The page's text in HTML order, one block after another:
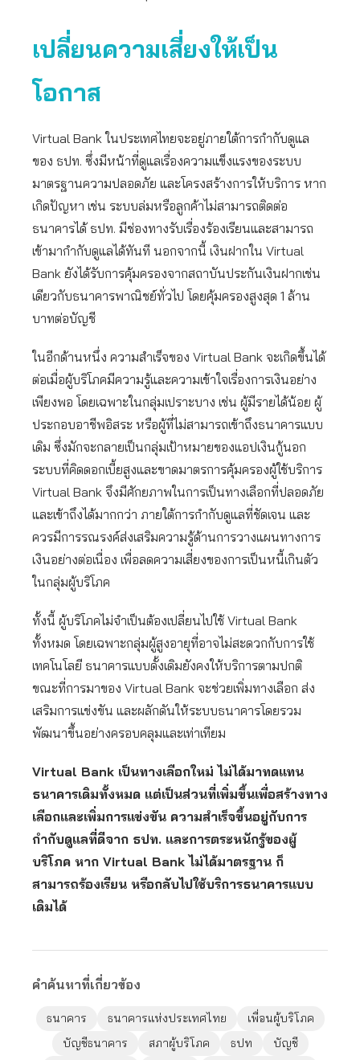
เปลี่ยนความเสี่ยงให้เป็น
โอกาส
Virtual Bank ในประเทศไทยจะอยู่ภายใต้การกำกับดูแล
ของ ธปท. ซึ่งมีหน้าที่ดูแลเรื่องความแข็งแรงของระบบ
มาตรฐานความปลอดภัย และโครงสร้างการให้บริการ หาก
เกิดปัญหา เช่น ระบบล่มหรือลูกค้าไม่สามารถติดต่อ
ธนาคารได้ ธปท. มีช่องทางรับเรื่องร้องเรียนและสามารถ
เข้ามากำกับดูแลได้ทันที นอกจากนี้ เงินฝากใน Virtual
Bank ยังได้รับการคุ้มครองจากสถาบันประกันเงินฝากเช่น
เดียวกับธนาคารพาณิชย์ทั่วไป โดยคุ้มครองสูงสุด 1 ล้าน
บาทต่อบัญชี
ในอีกด้านหนึ่ง ความสำเร็จของ Virtual Bank จะเกิดขึ้นได้
ต่อเมื่อผู้บริโภคมีความรู้และความเข้าใจเรื่องการเงินอย่าง
เพียงพอ โดยเฉพาะในกลุ่มเปราะบาง เช่น ผู้มีรายได้น้อย ผู้
ประกอบอาชีพอิสระ หรือผู้ที่ไม่สามารถเข้าถึงธนาคารแบบ
เดิม ซึ่งมักจะกลายเป็นกลุ่มเป้าหมายของแอปเงินกู้นอก
ระบบที่คิดดอกเบี้ยสูงและขาดมาตรการคุ้มครองผู้ใช้บริการ
Virtual Bank จึงมีศักยภาพในการเป็นทางเลือกที่ปลอดภัย
และเข้าถึงได้มากกว่า ภายใต้การกำกับดูแลที่ชัดเจน และ
ควรมีการรณรงค์ส่งเสริมความรู้ด้านการวางแผนทางการ
เงินอย่างต่อเนื่อง เพื่อลดความเสี่ยงของการเป็นหนี้เกินตัว
ในกลุ่มผู้บริโภค
ทั้งนี้ ผู้บริโภคไม่จำเป็นต้องเปลี่ยนไปใช้ Virtual Bank
ทั้งหมด โดยเฉพาะกลุ่มผู้สูงอายุที่อาจไม่สะดวกกับการใช้
เทคโนโลยี ธนาคารแบบดั้งเดิมยังคงให้บริการตามปกติ
ขณะที่การมาของ Virtual Bank จะช่วยเพิ่มทางเลือก ส่ง
เสริมการแข่งขัน และผลักดันให้ระบบธนาคารโดยรวม
พัฒนาขึ้นอย่างครอบคลุมและเท่าเทียม
Virtual Bank เป็นทางเลือกใหม่ ไม่ได้มาทดแทน
ธนาคารเดิมทั้งหมด แต่เป็นส่วนที่เพิ่มขึ้นเพื่อสร้างทาง
เลือกและเพิ่มการแข่งขัน ความสำเร็จขึ้นอยู่กับการ
กำกับดูแลที่ดีจาก ธปท. และการตระหนักรู้ของผู้
บริโภค หาก Virtual Bank ไม่ได้มาตรฐาน ก็
สามารถร้องเรียน หรือกลับไปใช้บริการธนาคารแบบ
เดิมได้
คำค้นหาที่เกี่ยวข้อง
ธนาคาร ธนาคารแห่งประเทศไทย
เพื่อนผู้บริโภค
บัญชีธนาคาร
สภาผู้บริโภค ธปท
บัญชี